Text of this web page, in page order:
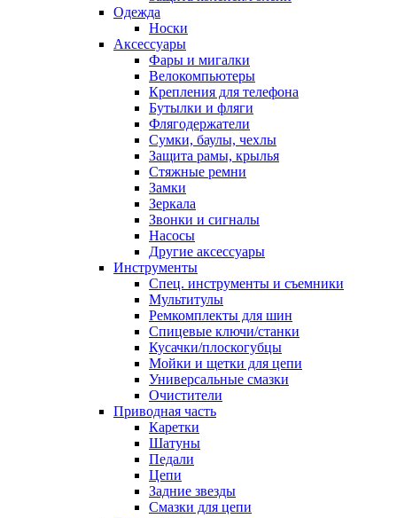
Одежда
Носки
Аксессуары
Фары и мигалки
Велокомпьютеры
Крепления для телефона
Бутылки и фляги
Флягодержатели
Сумки, баулы, чехлы
Защита рамы, крылья
Стяжные ремни
Замки
Зеркала
Звонки и сигналы
Насосы
Другие аксессуары
Инструменты
Спец. инструменты и съемники
Мультитулы
Ремкомплекты для шин
Спицевые ключи/станки
Кусачки/плоскогубцы
Мойки и щетки для цепи
Универсальные смазки
Очистители
Приводная часть
Каретки
Шатуны
Педали
Цепи
Задние звезды
Смазки для цепи